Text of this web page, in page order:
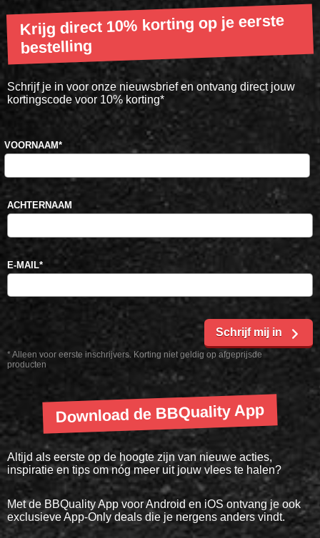
Krijg direct 10% korting op je eerste
bestelling
Schrijf je in voor onze nieuwsbrief en ontvang direct jouw
kortingscode voor 10% korting*
* Alleen voor eerste inschrijvers. Korting niet geldig op afgeprijsde
producten
VOORNAAM*
ACHTERNAAM
E-MAIL*
Schrijf mij in
Download de BBQuality App
Altijd als eerste op de hoogte zijn van nieuwe acties,
inspiratie en tips om nóg meer uit jouw vlees te halen?
Met de BBQuality App voor Android en iOS ontvang je ook
exclusieve App-Only deals die je nergens anders vindt.